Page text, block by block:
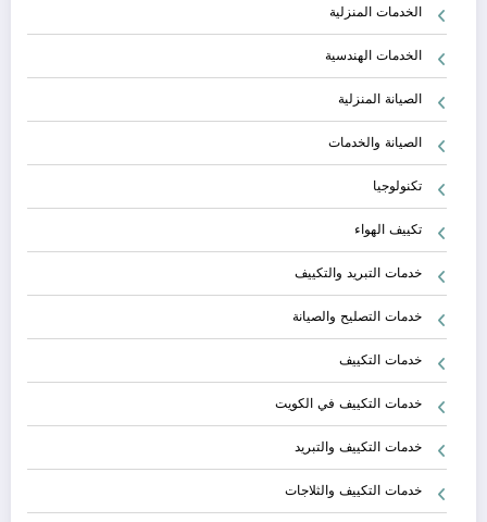
الخدمات المنزلية
الخدمات الهندسية
الصيانة المنزلية
الصيانة والخدمات
تكنولوجيا
تكييف الهواء
خدمات التبريد والتكييف
خدمات التصليح والصيانة
خدمات التكييف
خدمات التكييف في الكويت
خدمات التكييف والتبريد
خدمات التكييف والثلاجات